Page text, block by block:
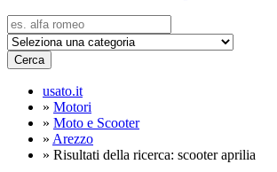
Cerca
usato.it
» Motori
» Moto e Scooter
» Arezzo
» Risultati della ricerca: scooter aprilia